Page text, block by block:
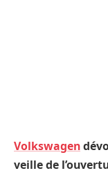
Volkswagen
veille de